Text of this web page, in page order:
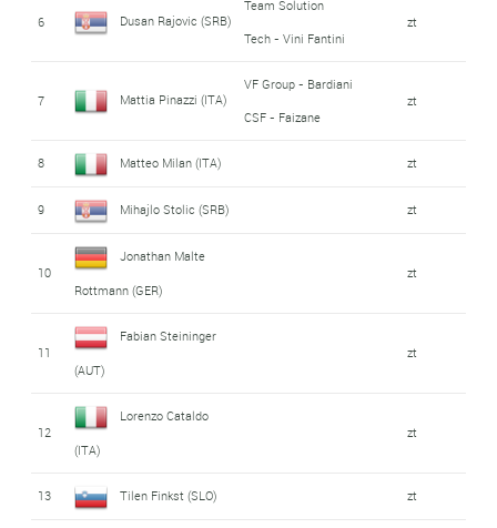
6 Dusan Rajovic (SRB)
Team Solution
Tech - Vini Fantini
zt
7 Mattia Pinazzi (ITA)
VF Group - Bardiani
CSF - Faizane
zt
8 Matteo Milan (ITA) zt
9 Mihajlo Stolic (SRB) zt
10
Jonathan Malte
Rottmann (GER)
zt
11
Fabian Steininger
(AUT)
zt
12
Lorenzo Cataldo
(ITA)
zt
13 Tilen Finkst (SLO) zt